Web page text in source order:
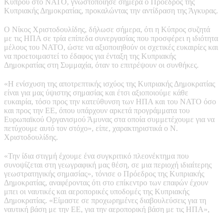
Κυπριακής Δημοκρατίας, προκαλώντας την αντίδραση της Άγκυρας.
Ο Νίκος Χριστοδουλίδης, δήλωσε σήμερα, ότι η Κύπρος συζητά
με τις ΗΠΑ σε τρία επίπεδα συνεργασίας που προσφέρει η ιδιότητα
μέλους του ΝΑΤΟ, ώστε να αξιοποιηθούν οι σχετικές ευκαιρίες και
να προετοιμαστεί το έδαφος για ένταξη της Κυπριακής
Δημοκρατίας στη Συμμαχία, όταν το επιτρέψουν οι συνθήκες.
«Η ενίσχυση της αποτρεπτικής ισχύος της Κυπριακής Δημοκρατίας
είναι για μας ύψιστης σημασίας και έτσι αξιοποιούμε κάθε
ευκαιρία, τόσο προς την κατεύθυνση των ΗΠΑ και του ΝΑΤΟ όσο
και προς την ΕΕ, όπου υπάρχουν αρκετά προγράμματα του
Ευρωπαϊκού Οργανισμού Άμυνας στα οποία συμμετέχουμε για να
πετύχουμε αυτό τον στόχο», είπε, χαρακτηριστικά ο Ν.
Χριστοδουλίδης.
«Την ίδια στιγμή έχουμε ένα συγκριτικό πλεονέκτημα που
συνοψίζεται στη γεωγραφική μας θέση, σε μια περιοχή ιδιαίτερης
γεωστρατηγικής σημασίας», τόνισε ο Πρόεδρος της Κυπριακής
Δημοκρατίας, αναφέροντας ότι στο επίκεντρο των επαφών έχουν
μπει οι ναυτικές και αεροπορικές υποδομές της Κυπριακής
Δημοκρατίας. «Είμαστε σε προχωρημένες διαβουλεύσεις για τη
ναυτική βάση με την ΕΕ, για την αεροπορική βάση με τις ΗΠΑ»,